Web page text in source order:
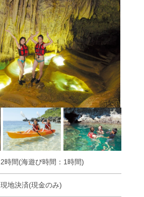
2時間(海遊び時間：1時間)
現地決済(現金のみ)